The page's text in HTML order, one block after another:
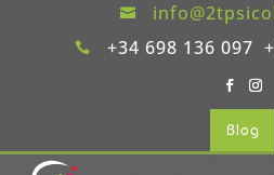

 +34 698 136 097
Blog